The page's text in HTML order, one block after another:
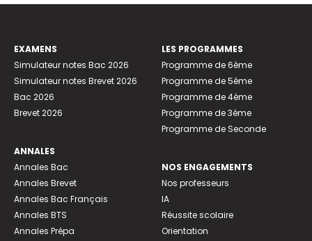
EXAMENS
Simulateur notes Bac 2026
Simulateur notes Brevet 2026
Bac 2026
Brevet 2026
ANNALES
Annales Bac
Annales Brevet
Annales Bac Français
Annales BTS
Annales Prépa
LES PROGRAMMES
Programme de 6ème
Programme de 5ème
Programme de 4ème
Programme de 3ème
Programme de Seconde
NOS ENGAGEMENTS
Nos professeurs
IA
Réussite scolaire
Orientation